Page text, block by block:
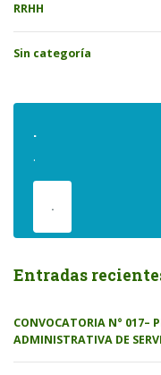
RRHH
Sin categoría
.
.
.
Entradas
CONVOCATORIA N° 017–
ADMINISTRATIVA DE